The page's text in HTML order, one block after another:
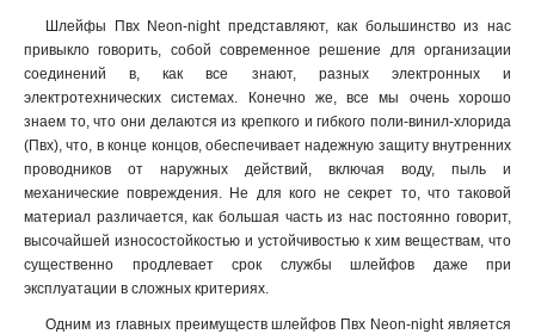
Шлейфы Пвх Neon-night представляют, как большинство из нас
привыкло говорить, собой современное решение для организации
соединений в, как все знают, разных электронных и
электротехнических системах. Конечно же, все мы очень хорошо
знаем то, что они делаются из крепкого и гибкого поли-винил-хлорида
(Пвх), что, в конце концов, обеспечивает надежную защиту внутренних
проводников от наружных действий, включая воду, пыль и
механические повреждения. Не для кого не секрет то, что таковой
материал различается, как большая часть из нас постоянно говорит,
высочайшей износостойкостью и устойчивостью к хим веществам, что
существенно продлевает срок службы шлейфов даже при
эксплуатации в сложных критериях.
Одним из главных преимуществ шлейфов Пвх Neon-night является